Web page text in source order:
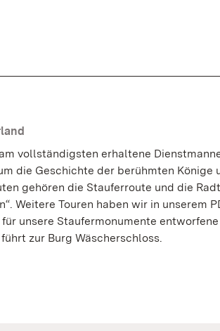
vollständigsten erhaltene
die Geschichte der berühmten Könige
gehören die Stauferroute und die
Weitere Touren haben wir in unserem
unsere Staufermonumente
zur Burg Wäscherschloss.